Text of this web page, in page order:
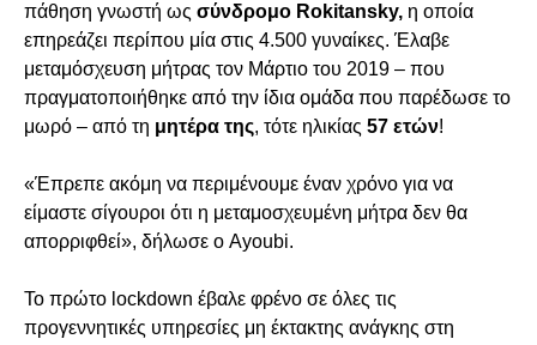
πάθηση γνωστή ως σύνδρομο Rokitansky, η οποία
επηρεάζει περίπου μία στις 4.500 γυναίκες. Έλαβε
μεταμόσχευση μήτρας τον Μάρτιο του 2019 – που
πραγματοποιήθηκε από την ίδια ομάδα που παρέδωσε το
μωρό – από τη μητέρα της, τότε ηλικίας 57 ετών!
«Έπρεπε ακόμη να περιμένουμε έναν χρόνο για να
είμαστε σίγουροι ότι η μεταμοσχευμένη μήτρα δεν θα
απορριφθεί», δήλωσε ο Ayoubi.
Το πρώτο lockdown έβαλε φρένο σε όλες τις
προγεννητικές υπηρεσίες μη έκτακτης ανάγκης στη